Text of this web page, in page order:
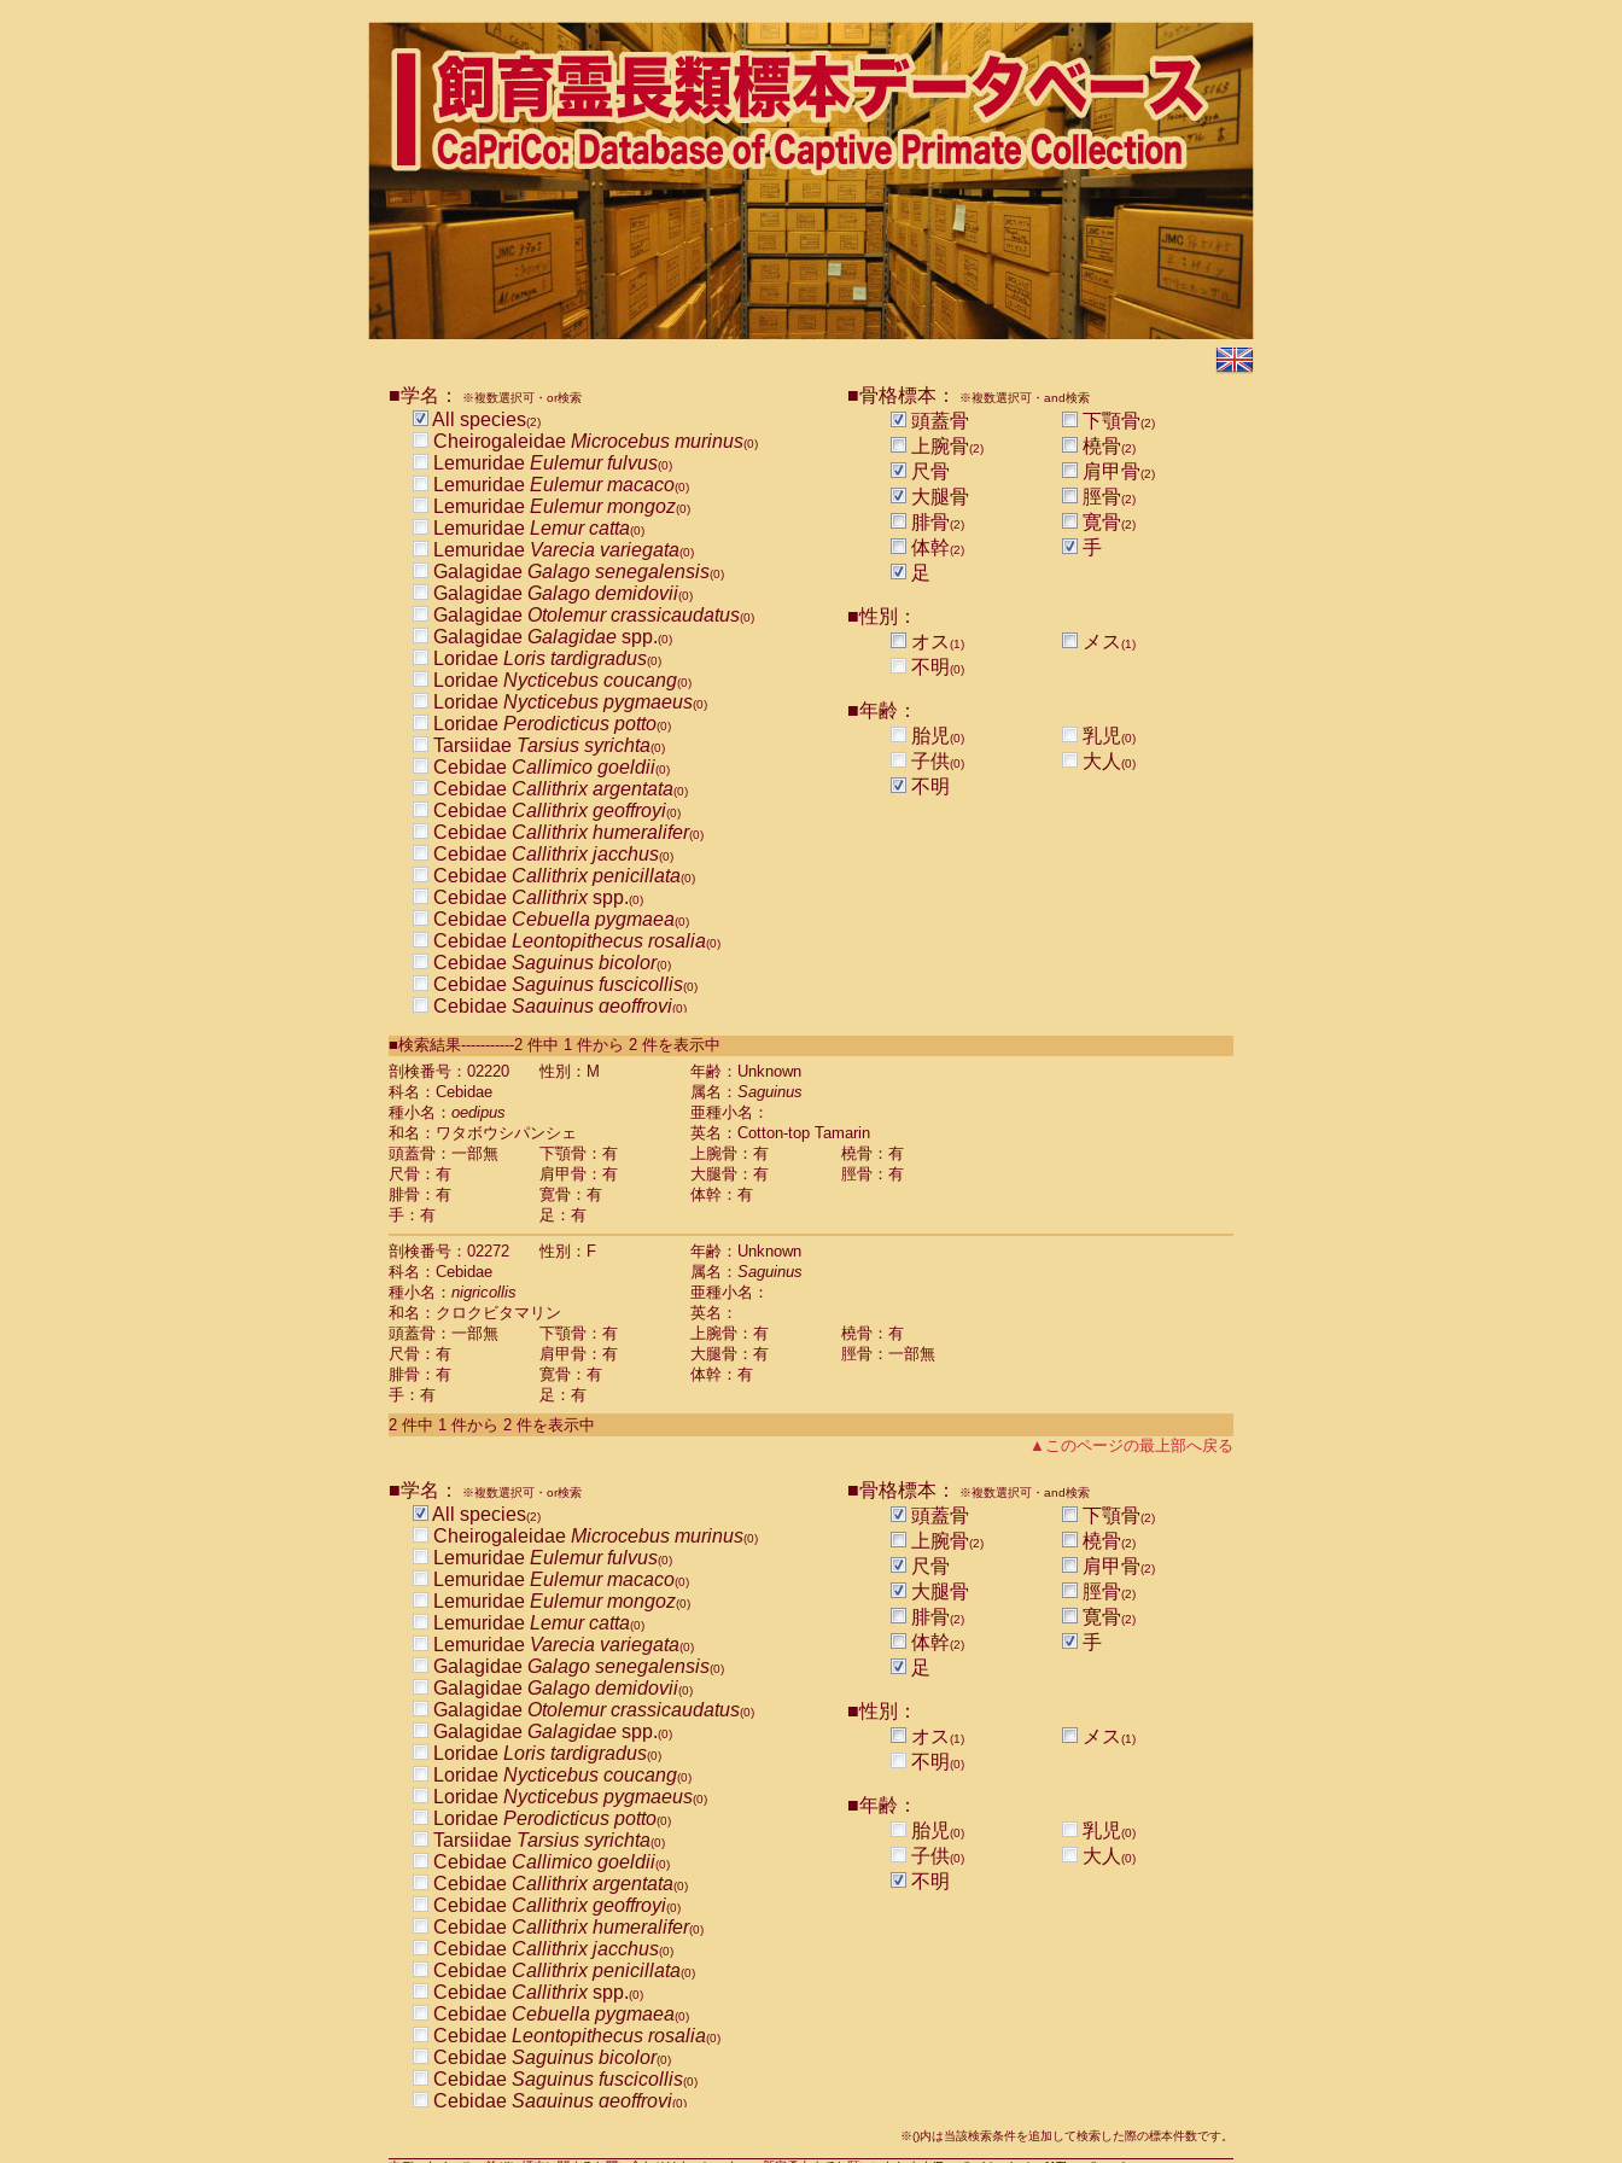
■学名： ※複数選択可・or検索
All species(2)
Cheirogaleidae Microcebus murinus(0)
Lemuridae Eulemur fulvus(0)
Lemuridae Eulemur macaco(0)
Lemuridae Eulemur mongoz(0)
Lemuridae Lemur catta(0)
Lemuridae Varecia variegata(0)
Galagidae Galago senegalensis(0)
Galagidae Galago demidovii(0)
Galagidae Otolemur crassicaudatus(0)
Galagidae Galagidae spp.(0)
Loridae Loris tardigradus(0)
Loridae Nycticebus coucang(0)
Loridae Nycticebus pygmaeus(0)
Loridae Perodicticus potto(0)
Tarsiidae Tarsius syrichta(0)
Cebidae Callimico goeldii(0)
Cebidae Callithrix argentata(0)
Cebidae Callithrix geoffroyi(0)
Cebidae Callithrix humeralifer(0)
Cebidae Callithrix jacchus(0)
Cebidae Callithrix penicillata(0)
Cebidae Callithrixspp.(0)
Cebidae Cebuella pygmaea(0)
Cebidae Leontopithecus rosalia(0)
Cebidae Saguinus bicolor(0)
Cebidae Saguinus fuscicollis(0)
Cebidae Saguinus geoffroyi(0)
CebidaeSaguinus labiatus(0)
Cebidae Saguinus leucopus (0)
Cebidae
Cebidae
CebidaeSaguinus nigricollis (1)
Cebidae Saguinus oedipus
Cebidae Saguinus weddelli
Cebidae Saguinusspp.
Cebidae Aotus trivirgatus
Cebidae Cebus albifrons
Cebidae
CebidaeCebus capucinus
CebidaeCebus nigrivittatus
Cebidae Cebusspp.(0)
Cebidae Saimiri boliviensis
Cebidae Saimiri sciureus
Atelidae Alouatta caraya
AtelidaeAlouatta fusca
AtelidaeAlouatta seniculus
AtelidaeAteles belzebuth
AtelidaeAteles geoffroyi
AtelidaeAteles paniscus(0)
AtelidaeAtelesspp. (0)
AtelidaeLagothrix lagothricha
AtelidaeLagothrix lagothricha cana
PitheciidaeCacajao calvus rubicundus
PitheciidaeCallicebus cupreus
PitheciidaeCallicebus donacophilus
PitheciidaeCallicebus moloch
PitheciidaeCallicebus torquatus(0)
PitheciidaeCallicebusspp.
PitheciidaeChiropotes satanas
PitheciidaePithecia monachus
PitheciidaePithecia pithecia (0)
CercopithecidaeCercocebus agilis
CercopithecidaeCercocebus galeritus chrysogaster
CercopithecidaeCercocebus torquatus atys
CercopithecidaeCercocebus torquatus lunulatus
CercopithecidaeCercocebus torquatus torquatus
CercopithecidaeCercocebushybrid
CercopithecidaeCercocebusspp.
CercopithecidaeLophocebus albigena
CercopithecidaePapio anubis
CercopithecidaePapio cynocephalus
CercopithecidaePapio hamadryas
CercopithecidaePapio papio
CercopithecidaePapiospp.(0)
CercopithecidaeMandrillus leucophaeus
CercopithecidaeMandrillus sphinx
CercopithecidaeMacaca arctoides(0)
■骨格標本： ※複数選択可・and検索
頭蓋骨 下顎骨(2)
上腕骨(2) 橈骨(2)
尺骨 肩甲骨(2)
大腿骨 脛骨(2)
腓骨(2) 寛骨(2)
体幹(2)
手
足
■性別：
オス(1) メス(1)
不明(0)
■年齢：
胎児(0) 乳児(0)
子供(0) 大人 (0)
不明
■検索結果-----------2 件中 1 件から 2 件を表示中
剖検番号：02220
性別：M
年齢：Unknown
科名：Cebidae
属名： Saguinus
種小名： oedipus
亜種小名：
和名：ワタボウシパンシェ
英名：Cotton-top Tamarin
頭蓋骨：一部無
下顎骨：有 上腕骨：有
橈骨：有
尺骨：有
肩甲骨：有 大腿骨：有
脛骨：有
腓骨：有
寛骨：有
体幹：有
手：有
足：有
剖検番号：02272
性別：F
年齢：Unknown
科名：Cebidae
属名： Saguinus
種小名： nigricollis
亜種小名：
和名：クロクビタマリン
英名：
頭蓋骨：一部無
下顎骨：有 上腕骨：有
橈骨：有
尺骨：有
肩甲骨：有 大腿骨：有
脛骨：一部無
腓骨：有
寛骨：有
体幹：有
手：有
足：有
2 件中 1 件から 2 件を表示中
▲このページの最上部へ戻る
■学名： ※複数選択可・or検索
All species(2)
Cheirogaleidae Microcebus murinus(0)
Lemuridae Eulemur fulvus(0)
Lemuridae Eulemur macaco(0)
Lemuridae Eulemur mongoz(0)
Lemuridae Lemur catta(0)
Lemuridae Varecia variegata(0)
Galagidae Galago senegalensis(0)
Galagidae Galago demidovii(0)
Galagidae Otolemur crassicaudatus(0)
Galagidae Galagidae spp.(0)
Loridae Loris tardigradus(0)
Loridae Nycticebus coucang(0)
Loridae Nycticebus pygmaeus(0)
Loridae Perodicticus potto(0)
Tarsiidae Tarsius syrichta(0)
Cebidae Callimico goeldii(0)
Cebidae Callithrix argentata(0)
Cebidae Callithrix geoffroyi(0)
Cebidae Callithrix humeralifer(0)
Cebidae Callithrix jacchus(0)
Cebidae Callithrix penicillata(0)
Cebidae Callithrixspp.(0)
Cebidae Cebuella pygmaea(0)
Cebidae Leontopithecus rosalia(0)
Cebidae Saguinus bicolor(0)
Cebidae Saguinus fuscicollis(0)
Cebidae Saguinus geoffroyi(0)
■骨格標本： ※複数選択可・and検索
頭蓋骨 下顎骨(2)
上腕骨(2) 橈骨(2)
尺骨 肩甲骨(2)
大腿骨 脛骨(2)
腓骨(2) 寛骨(2)
体幹(2)
手
足
■性別：
オス(1) メス(1)
不明(0)
■年齢：
胎児(0) 乳児(0)
子供(0) 大人 (0)
不明
※()内は当該検索条件を追加して検索した際の標本件数です。